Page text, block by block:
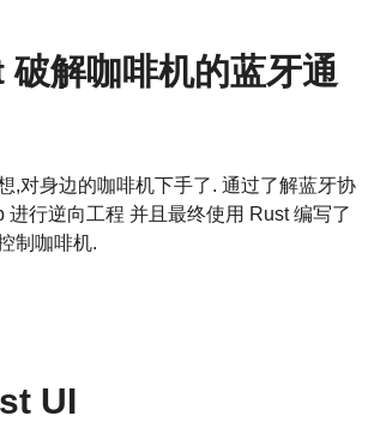
解咖啡机的蓝牙通
,对身边的咖啡机下手了. 通过了解蓝牙协
进行逆向工程 并且最终使用 Rust 编写了
制咖啡机.
UI